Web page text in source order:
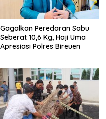
Gagalkan Peredaran Sabu
Seberat 10,6 Kg, Haji Uma
Apresiasi Polres Bireuen